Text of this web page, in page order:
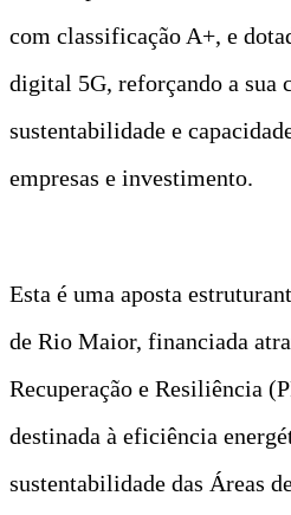
com classificação A+, e
digital 5G, reforçando a sua
sustentabilidade e
empresas e investimento.
Esta é uma aposta
de Rio Maior, financiada
Recuperação e Resiliência
destinada à eficiência
sustentabilidade das Áreas